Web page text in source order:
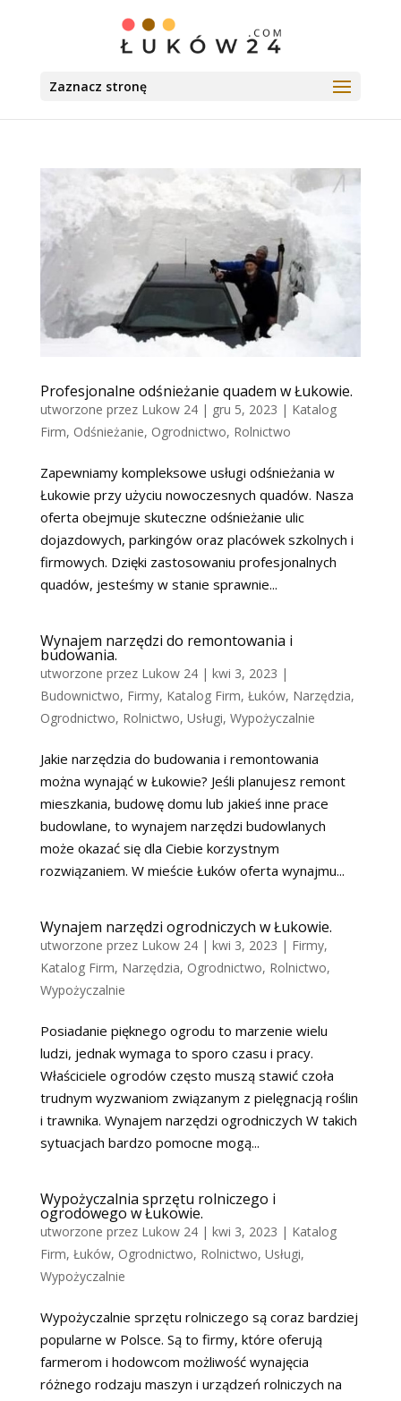
Zaznacz stronę
Profesjonalne odśnieżanie quadem w Łukowie.
utworzone przez Lukow 24| gru 5, 2023 | Katalog
Firm, Odśnieżanie, Ogrodnictwo, Rolnictwo
Zapewniamy kompleksowe usługi odśnieżania w
Łukowie przy użyciu nowoczesnych quadów. Nasza
oferta obejmuje skuteczne odśnieżanie ulic
dojazdowych, parkingów oraz placówek szkolnych i
firmowych. Dzięki zastosowaniu profesjonalnych
quadów, jesteśmy w stanie sprawnie...
Wynajem narzędzi do remontowania i
budowania.
utworzone przez Lukow 24| kwi 3, 2023 |
Budownictwo, Firmy, Katalog Firm, Łuków, Narzędzia,
Ogrodnictwo, Rolnictwo, Usługi, Wypożyczalnie
Jakie narzędzia do budowania i remontowania
można wynająć w Łukowie? Jeśli planujesz remont
mieszkania, budowę domu lub jakieś inne prace
budowlane, to wynajem narzędzi budowlanych
może okazać się dla Ciebie korzystnym
rozwiązaniem. W mieście Łuków oferta wynajmu...
Wynajem narzędzi ogrodniczych w Łukowie.
utworzone przez Lukow 24| kwi 3, 2023 | Firmy,
Katalog Firm, Narzędzia, Ogrodnictwo, Rolnictwo,
Wypożyczalnie
Posiadanie pięknego ogrodu to marzenie wielu
ludzi, jednak wymaga to sporo czasu i pracy.
Właściciele ogrodów często muszą stawić czoła
trudnym wyzwaniom związanym z pielęgnacją roślin
i trawnika. Wynajem narzędzi ogrodniczych W takich
sytuacjach bardzo pomocne mogą...
Wypożyczalnia sprzętu rolniczego i
ogrodowego w Łukowie.
utworzone przez Lukow 24| kwi 3, 2023 | Katalog
Firm, Łuków, Ogrodnictwo, Rolnictwo, Usługi,
Wypożyczalnie
Wypożyczalnie sprzętu rolniczego są coraz bardziej
popularne w Polsce. Są to firmy, które oferują
farmerom i hodowcom możliwość wynajęcia
różnego rodzaju maszyn i urządzeń rolniczych na